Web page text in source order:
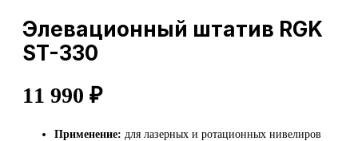
Элевационный штатив RGK
ST-330
11 990 ₽
Применение: для лазерных и ротационных нивелиров